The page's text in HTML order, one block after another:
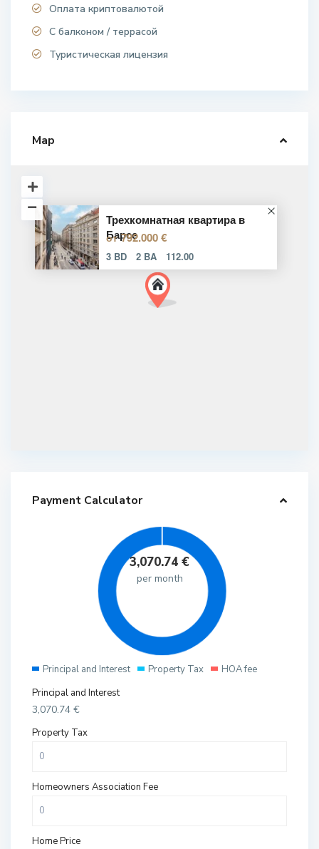
Оплата криптовалютой
С балконом / террасой
Туристическая лицензия
Map
Трехкомнатная квартира в
Барсе
от 792.000 €
3 BD 2 BA 112.00
Payment Calculator
3,070.74 €
per month
Principal and Interest Property Tax
HOA fee
Principal and Interest
3,070.74 €
Property Tax
Homeowners Association Fee
Home Price